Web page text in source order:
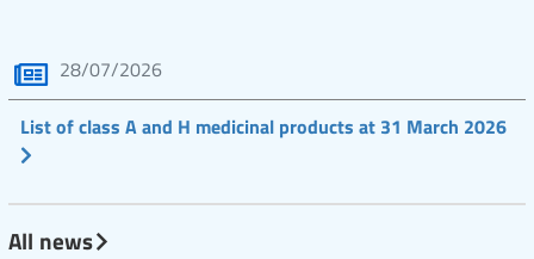
28/07/2026
List of class A and H medicinal products at 31 March 2026
All news